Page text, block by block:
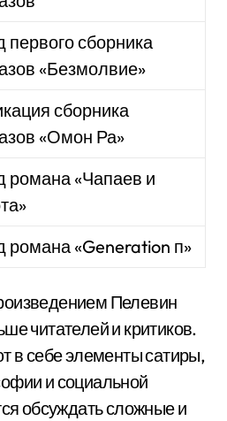
первого сборника
«Безмолвие»
сборника
«Омон Ра»
романа «Чапаев и
романа «Generation п»
Пелевин
читателей и критиков.
в себе элементы сатиры,
и социальной
обсуждать сложные и